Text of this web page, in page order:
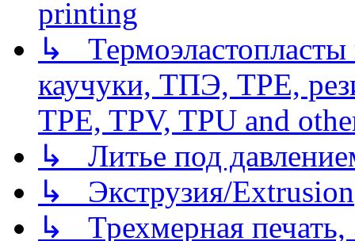
printing
↳
каучуки, ТПЭ, TPE,
TPE, TPV, TPU and
↳ Литье под
↳ Экструзия/Extrusion
↳ Трехмерная